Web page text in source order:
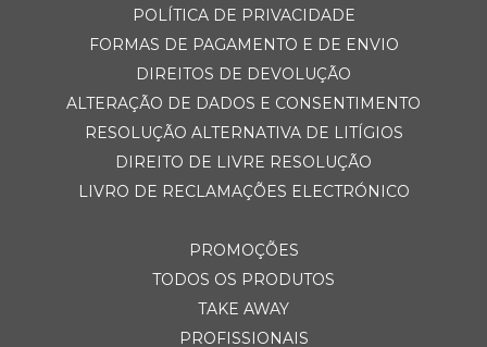
POLÍTICA DE PRIVACIDADE
FORMAS DE PAGAMENTO E DE ENVIO
DIREITOS DE DEVOLUÇÃO
ALTERAÇÃO DE DADOS E CONSENTIMENTO
RESOLUÇÃO ALTERNATIVA DE LITÍGIOS
DIREITO DE LIVRE RESOLUÇÃO
LIVRO DE RECLAMAÇÕES ELECTRÓNICO
PROMOÇÕES
TODOS OS PRODUTOS
TAKE AWAY
PROFISSIONAIS